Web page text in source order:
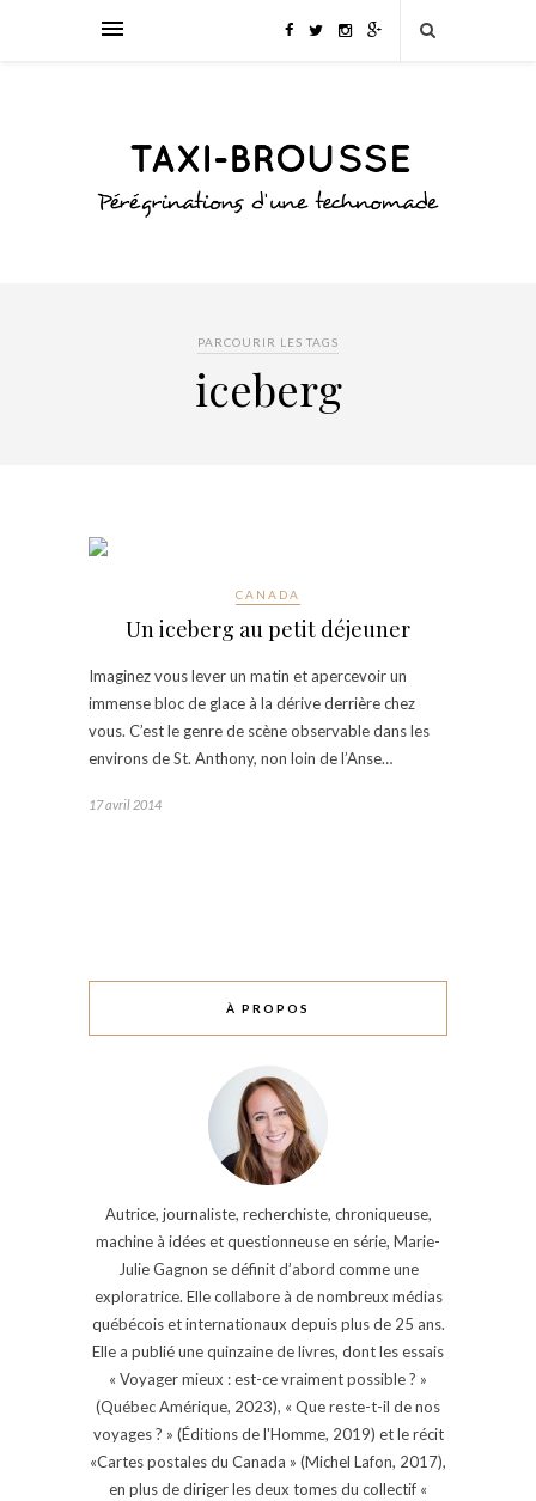
PARCOURIR LES TAGS
iceberg
CANADA
Un iceberg au petit déjeuner
Imaginez vous lever un matin et apercevoir un
immense bloc de glace à la dérive derrière chez
vous. C’est le genre de scène observable dans les
environs de St. Anthony, non loin de l’Anse…
17 avril 2014
À PROPOS
Autrice, journaliste, recherchiste, chroniqueuse,
machine à idées et questionneuse en série, Marie-
Julie Gagnon se définit d’abord comme une
exploratrice. Elle collabore à de nombreux médias
québécois et internationaux depuis plus de 25 ans.
Elle a publié une quinzaine de livres, dont les essais
« Voyager mieux : est-ce vraiment possible ? »
(Québec Amérique, 2023), « Que reste-t-il de nos
voyages ? » (Éditions de l'Homme, 2019) et le récit
«Cartes postales du Canada » (Michel Lafon, 2017),
en plus de diriger les deux tomes du collectif «